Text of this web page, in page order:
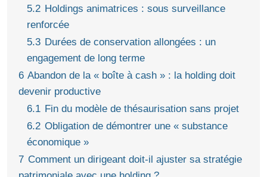
5.2 Holdings animatrices : sous surveillance
renforcée
5.3 Durées de conservation allongées : un
engagement de long terme
6 Abandon de la « boîte à cash » : la holding doit
devenir productive
6.1 Fin du modèle de thésaurisation sans projet
6.2 Obligation de démontrer une « substance
économique »
7 Comment un dirigeant doit-il ajuster sa stratégie